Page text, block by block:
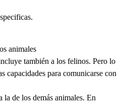
animales
también a los felinos. Pero lo
capacidades para comunicarse con
la de los demás animales. En